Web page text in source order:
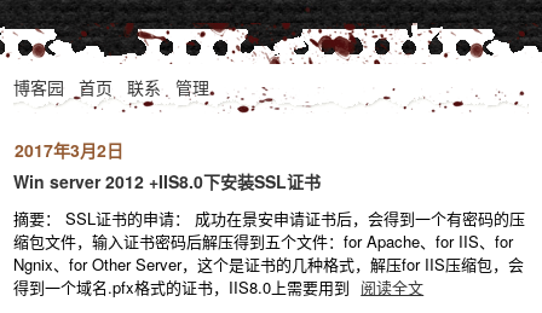
博客园 首页 联系 管理
2017年3月2日
Win server 2012 +IIS8.0下安装SSL证书
摘要： SSL证书的申请： 成功在景安申请证书后，会得到一个有密码的压
缩包文件，输入证书密码后解压得到五个文件：for Apache、for IIS、for
Ngnix、for Other Server，这个是证书的几种格式，解压for IIS压缩包，会
得到一个域名.pfx格式的证书，IIS8.0上需要用到 阅读全文